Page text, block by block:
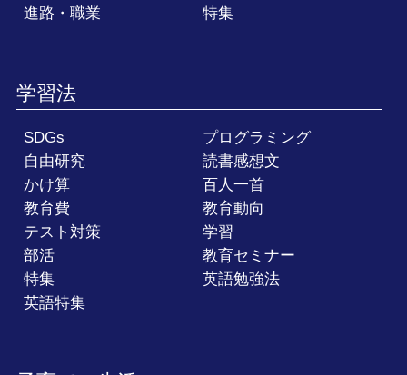
進路・職業
特集
学習法
SDGs
プログラミング
自由研究
読書感想文
かけ算
百人一首
教育費
教育動向
テスト対策
学習
部活
教育セミナー
特集
英語勉強法
英語特集